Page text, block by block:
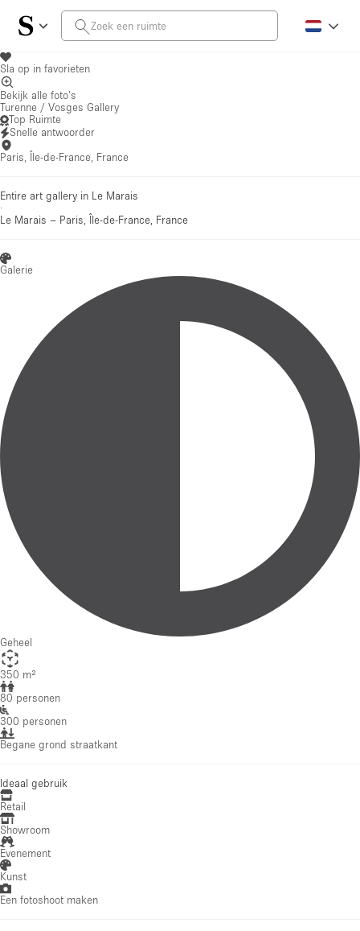
Sla op in favorieten
Bekijk alle foto's
Turenne / Vosges Gallery
Top Ruimte
Snelle antwoorder
Paris, Île-de-France, France
Entire art gallery in Le Marais
·
Le Marais – Paris, Île-de-France, France
Galerie
Geheel
350 m²
80 personen
300 personen
Begane grond straatkant
Ideaal gebruik
Retail
Showroom
Evenement
Kunst
Een fotoshoot maken